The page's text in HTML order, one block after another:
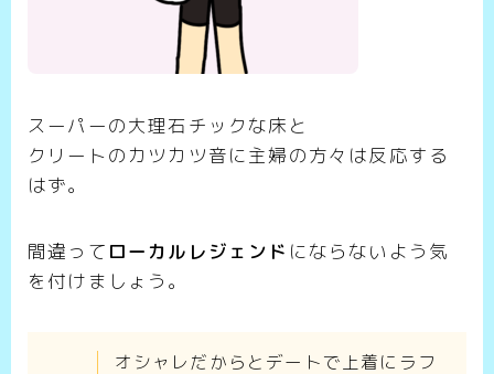
スーパーの大理石チックな床と
クリートのカツカツ音に主婦の方々は反応する
はず。
間違って ローカルレジェンド にならないよう気
を付けましょう。
オシャレだからとデートで上着にラフ